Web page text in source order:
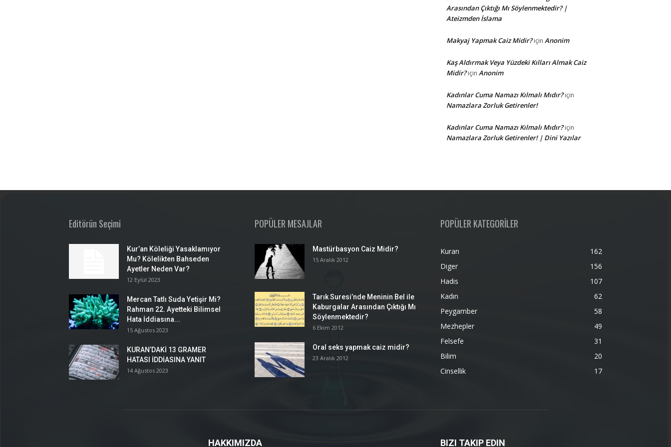
Arasından Çıktığı Mı Söylenmektedir? |
Ateizmden İslama
Makyaj Yapmak Caiz Midir?için Anonim
Kaş Aldırmak Veya Yüzdeki Kılları Almak Caiz
Midir?için Anonim
Kadınlar Cuma Namazı Kılmalı Mıdır?için
Namazlara Zorluk Getirenler!
Kadınlar Cuma Namazı Kılmalı Mıdır?için
Namazlara Zorluk Getirenler! | Dini Yazılar
Editörün Seçimi
Kur’an Köleliği Yasaklamıyor
Mu? Kölelikten Bahseden
Ayetler Neden Var?
12 Eylül 2023
Mercan Tatlı Suda Yetişir Mi?
Rahman 22. Ayetteki Bilimsel
Hata İddiasına...
15 Ağustos 2023
KURAN’DAKİ 13 GRAMER
HATASI İDDİASINA YANIT
14 Ağustos 2023
POPÜLER MESAJLAR
Mastürbasyon Caiz Midir?
15 Aralık 2012
Tarık Suresi’nde Meninin Bel ile
Kaburgalar Arasından Çıktığı Mı
Söylenmektedir?
6 Ekim 2012
Oral seks yapmak caiz midir?
23 Aralık 2012
POPÜLER KATEGORİLER
Kuran
162
Diger
156
Hadis
107
Kadın
62
Peygamber
58
Mezhepler
49
Felsefe
31
Bilim
20
Cinsellik
17
HAKKIMIZDA BIZI TAKIP EDIN